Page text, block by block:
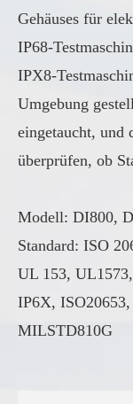
Gehäuses für
IP68-
IPX8-
Umgebung
eingetaucht, und
überprüfen, ob
Modell: DI800,
Standard: ISO
UL 153,
IP6X,
MILSTD810G